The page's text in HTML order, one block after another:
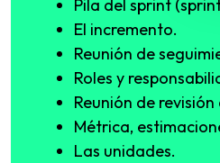
Pila del sprint
El incremento.
Reunión de
Roles y
Reunión de revisión
Métrica,
Las unidades.